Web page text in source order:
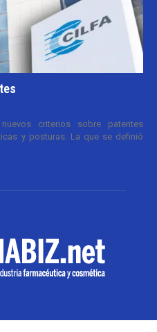
criterios sobre patentes
y posturas. La que se definió